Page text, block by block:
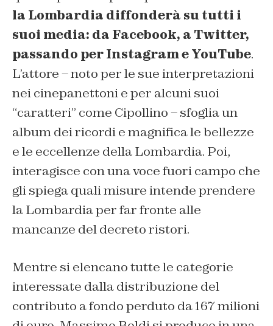
la Lombardia diffonderà su tutti i
suoi media: da Facebook, a Twitter,
passando per Instagram e YouTube.
L’attore – noto per le sue interpretazioni
nei cinepanettoni e per alcuni suoi
“caratteri” come Cipollino – sfoglia un
album dei ricordi e magnifica le bellezze
e le eccellenze della Lombardia. Poi,
interagisce con una voce fuori campo che
gli spiega quali misure intende prendere
la Lombardia per far fronte alle
mancanze del decreto ristori.
Mentre si elencano tutte le categorie
interessate dalla distribuzione del
contributo a fondo perduto da 167 milioni